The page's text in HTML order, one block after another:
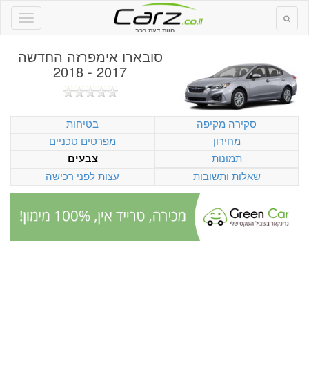
חוות דעת רכב
סובארו אימפרזה החדשה
2017 - 2018
סקירה מקיפה
בטיחות
מחירון
מפרטים טכניים
תמונות
צבעים
שאלות ותשובות
עצות לפני רכישה